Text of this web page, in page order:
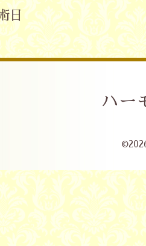
日
ハー